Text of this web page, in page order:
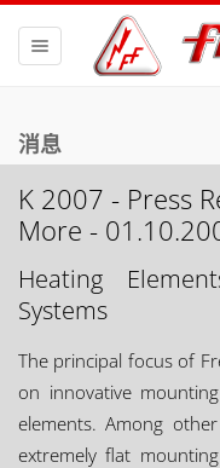
Toggle
navigation
消息
K 2007 - Press
More -
Heating
Systems
The principal focus of
on innovative
elements. Among
extremely flat